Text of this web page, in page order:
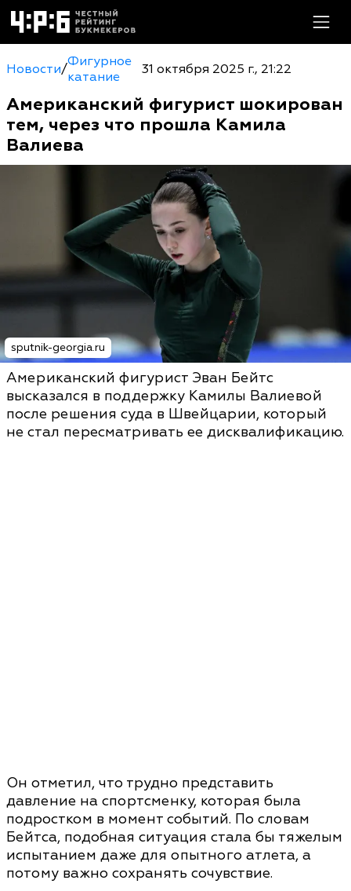
Новости/Фигурное
катание
31 октября 2025 г., 21:22
Американский фигурист шокирован
тем, через что прошла Камила
Валиева
sputnik-georgia.ru
Американский фигурист Эван Бейтс
высказался в поддержку Камилы Валиевой
после решения суда в Швейцарии, который
не стал пересматривать ее дисквалификацию.
Он отметил, что трудно представить
давление на спортсменку, которая была
подростком в момент событий. По словам
Бейтса, подобная ситуация стала бы тяжелым
испытанием даже для опытного атлета, а
потому важно сохранять сочувствие.